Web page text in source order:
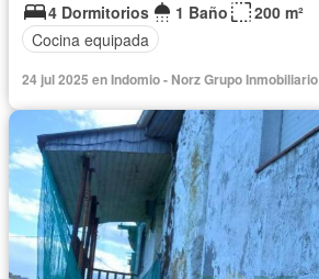
4 Dormitorios
1 Baño
200 m²
Cocina equipada
24 jul 2025 en Indomio - Norz Grupo Inmobiliario